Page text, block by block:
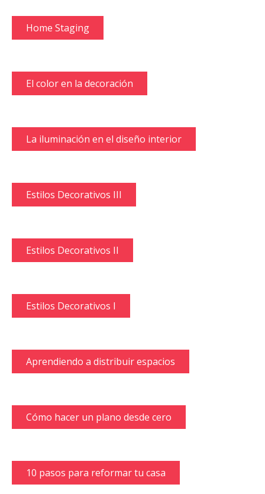
Home Staging
El color en la decoración
La iluminación en el diseño interior
Estilos Decorativos III
Estilos Decorativos II
Estilos Decorativos I
Aprendiendo a distribuir espacios
Cómo hacer un plano desde cero
10 pasos para reformar tu casa